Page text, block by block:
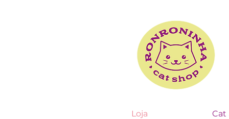
Loja Cat